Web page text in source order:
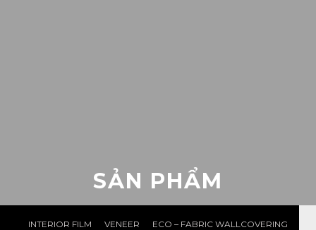
SẢN PHẨM
INTERIOR FILM VENEER ECO – FABRIC WALLCOVERING